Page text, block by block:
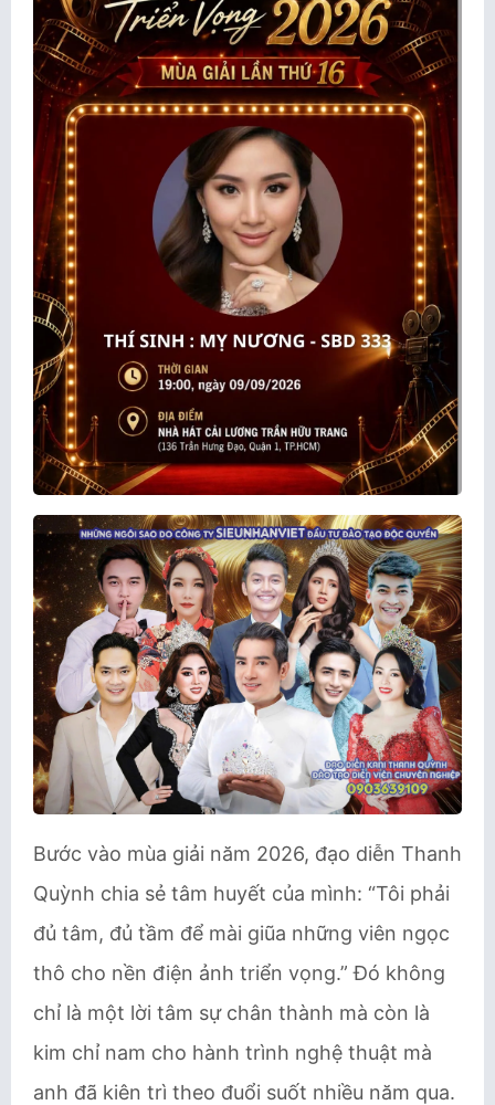
Bước vào mùa giải năm 2026, đạo diễn Thanh
Quỳnh chia sẻ tâm huyết của mình: “Tôi phải
đủ tâm, đủ tầm để mài giũa những viên ngọc
thô cho nền điện ảnh triển vọng.” Đó không
chỉ là một lời tâm sự chân thành mà còn là
kim chỉ nam cho hành trình nghệ thuật mà
anh đã kiên trì theo đuổi suốt nhiều năm qua.